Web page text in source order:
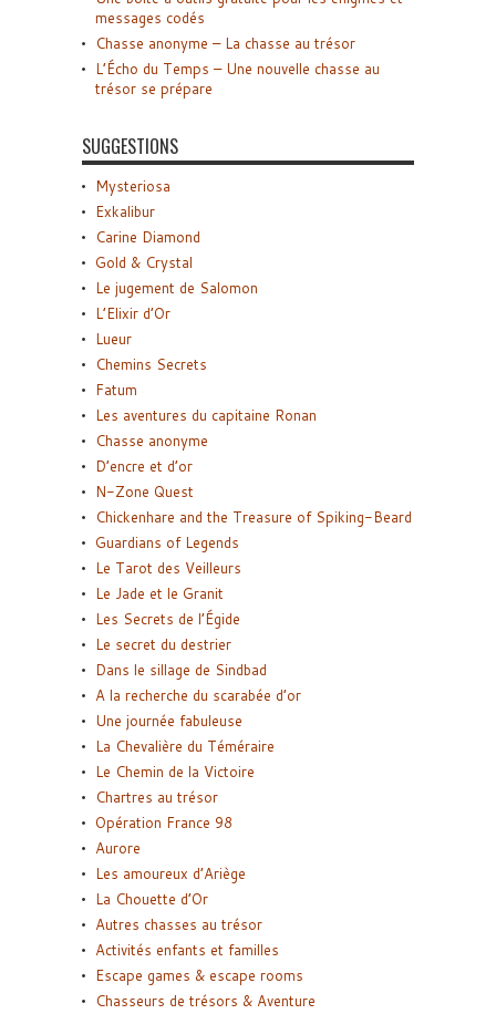
messages codés
Chasse anonyme – La chasse au trésor
L’Écho du Temps – Une nouvelle chasse au
trésor se prépare
SUGGESTIONS
Mysteriosa
Exkalibur
Carine Diamond
Gold & Crystal
Le jugement de Salomon
L’Elixir d’Or
Lueur
Chemins Secrets
Fatum
Les aventures du capitaine Ronan
Chasse anonyme
D’encre et d’or
N-Zone Quest
Chickenhare and the Treasure of Spiking-Beard
Guardians of Legends
Le Tarot des Veilleurs
Le Jade et le Granit
Les Secrets de l’Égide
Le secret du destrier
Dans le sillage de Sindbad
A la recherche du scarabée d’or
Une journée fabuleuse
La Chevalière du Téméraire
Le Chemin de la Victoire
Chartres au trésor
Opération France 98
Aurore
Les amoureux d’Ariège
La Chouette d’Or
Autres chasses au trésor
Activités enfants et familles
Escape games & escape rooms
Chasseurs de trésors & Aventure